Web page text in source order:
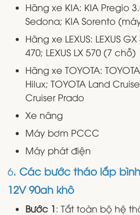
Hãng xe KIA: KIA Pregio
Sedona; KIA Sorento
Hãng xe LEXUS: LEXUS
470; LEXUS LX 570 (7 chỗ)
Hãng xe TOYOTA:
Hilux; TOYOTA Land
Cruiser Prado
Xe nâng
Máy bơm PCCC
Máy phát điện
​​6. Các bước tháo lắp
12V 90ah khô
Bước 1: Tắt toàn bộ hệ